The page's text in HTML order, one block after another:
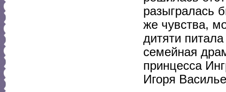
разыгралась
же чувства,
дитяти
семейная
принцесса
Игоря